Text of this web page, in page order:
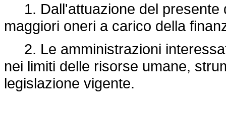
1. Dall'attuazione del presente
maggiori oneri a carico della
2. Le amministrazioni
nei limiti delle risorse umane,
legislazione vigente.